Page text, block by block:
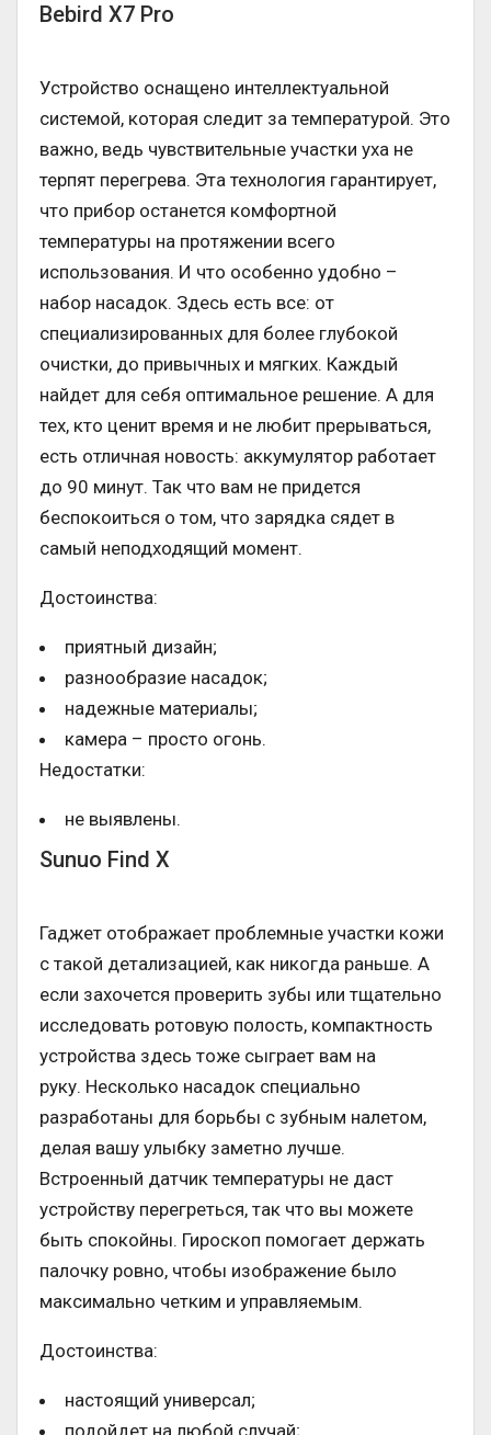
Bebird X7 Pro
Устройство оснащено интеллектуальной
системой, которая следит за температурой. Это
важно, ведь чувствительные участки уха не
терпят перегрева. Эта технология гарантирует,
что прибор останется комфортной
температуры на протяжении всего
использования. И что особенно удобно –
набор насадок. Здесь есть все: от
специализированных для более глубокой
очистки, до привычных и мягких. Каждый
найдет для себя оптимальное решение. А для
тех, кто ценит время и не любит прерываться,
есть отличная новость: аккумулятор работает
до 90 минут. Так что вам не придется
беспокоиться о том, что зарядка сядет в
самый неподходящий момент.
Достоинства:
приятный дизайн;
разнообразие насадок;
надежные материалы;
камера – просто огонь.
Недостатки:
не выявлены.
Sunuo Find X
Гаджет отображает проблемные участки кожи
с такой детализацией, как никогда раньше. А
если захочется проверить зубы или тщательно
исследовать ротовую полость, компактность
устройства здесь тоже сыграет вам на
руку. Несколько насадок специально
разработаны для борьбы с зубным налетом,
делая вашу улыбку заметно лучше.
Встроенный датчик температуры не даст
устройству перегреться, так что вы можете
быть спокойны. Гироскоп помогает держать
палочку ровно, чтобы изображение было
максимально четким и управляемым.
Достоинства:
настоящий универсал;